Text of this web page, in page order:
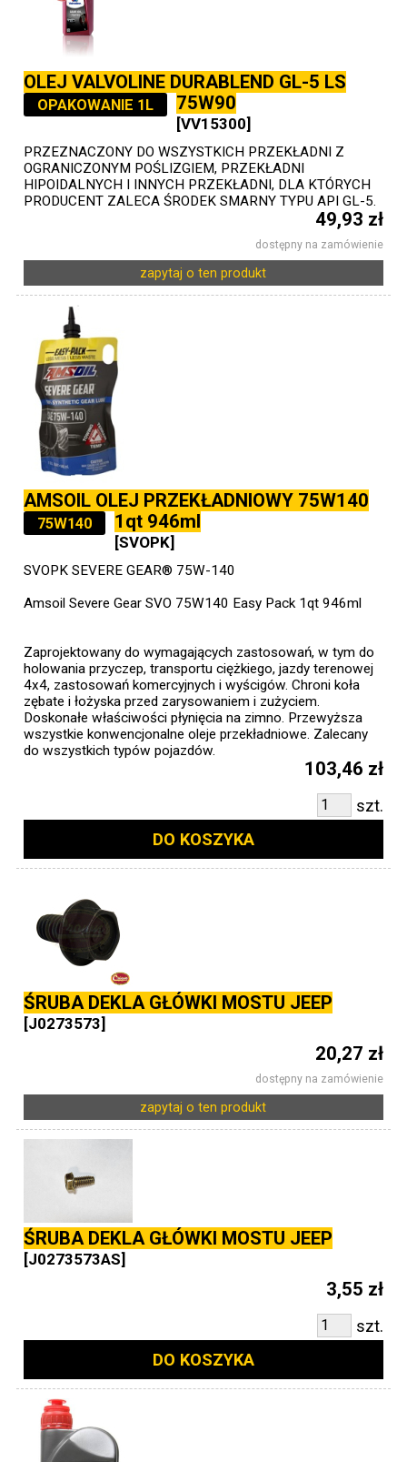
OLEJ VALVOLINE DURABLEND GL-5 LS
75W90
OPAKOWANIE 1L
[VV15300]
PRZEZNACZONY DO WSZYSTKICH PRZEKŁADNI Z
OGRANICZONYM POŚLIZGIEM, PRZEKŁADNI
HIPOIDALNYCH I INNYCH PRZEKŁADNI, DLA KTÓRYCH
PRODUCENT ZALECA ŚRODEK SMARNY TYPU API GL-5.
49,93 zł
dostępny na zamówienie
zapytaj o ten produkt
AMSOIL OLEJ PRZEKŁADNIOWY 75W140
1qt 946ml
75W140
[SVOPK]
SVOPK SEVERE GEAR® 75W-140
Amsoil Severe Gear SVO 75W140 Easy Pack 1qt 946ml
Zaprojektowany do wymagających zastosowań, w tym do
holowania przyczep, transportu ciężkiego, jazdy terenowej
4x4, zastosowań komercyjnych i wyścigów. Chroni koła
zębate i łożyska przed zarysowaniem i zużyciem.
Doskonałe właściwości płynięcia na zimno. Przewyższa
wszystkie konwencjonalne oleje przekładniowe. Zalecany
do wszystkich typów pojazdów.
103,46 zł
szt.
DO KOSZYKA
ŚRUBA DEKLA GŁÓWKI MOSTU JEEP
[J0273573]
20,27 zł
dostępny na zamówienie
zapytaj o ten produkt
ŚRUBA DEKLA GŁÓWKI MOSTU JEEP
[J0273573AS]
3,55 zł
szt.
DO KOSZYKA